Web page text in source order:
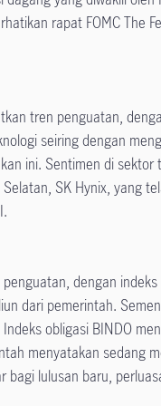
rapat FOMC The
tren penguatan,
seiring dengan
ini. Sentimen di
SK Hynix, yang
dengan
dari pemerintah.
obligasi BINDO
menyatakan sedang
bagi lulusan baru,